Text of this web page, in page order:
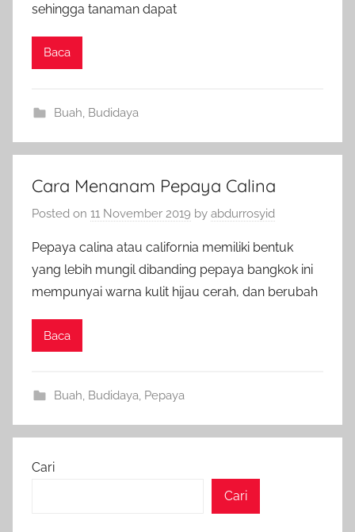
sehingga tanaman dapat
Baca
Buah Budidaya
Cara Menanam Pepaya Calina
Posted on 11 November 2019 by abdurrosyid
Pepaya calina atau california memiliki bentuk
yang lebih mungil dibanding pepaya bangkok ini
mempunyai warna kulit hijau cerah, dan berubah
Baca
Buah, Budidaya, Pepaya
Cari
Cari